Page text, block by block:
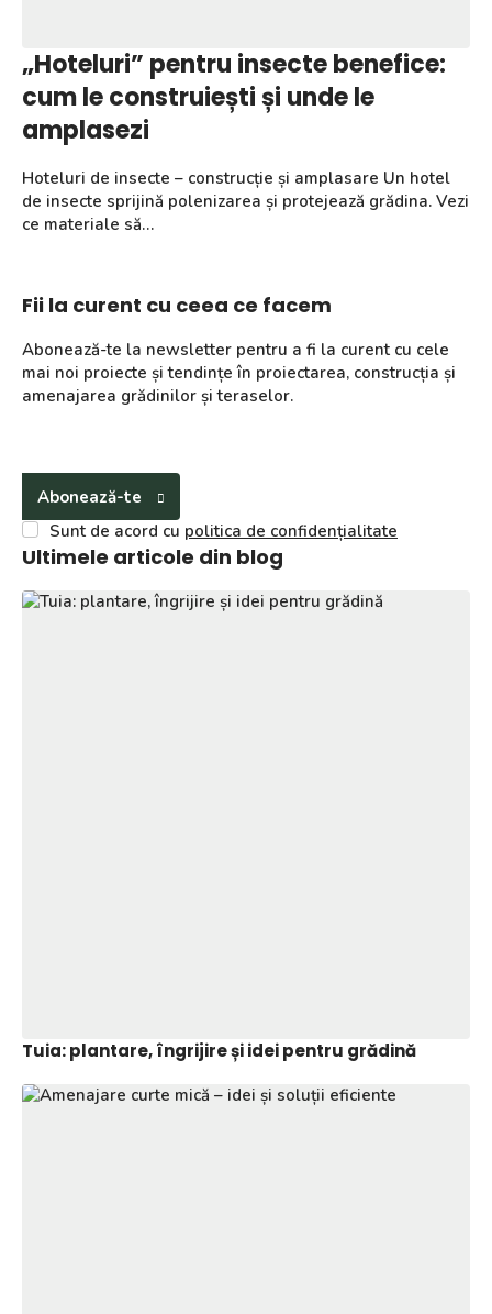
„Hoteluri” pentru insecte benefice:
cum le construiești și unde le
amplasezi
Hoteluri de insecte – construcție și amplasare Un hotel
de insecte sprijină polenizarea și protejează grădina. Vezi
ce materiale să…
Fii la curent cu ceea ce facem
Abonează-te la newsletter pentru a fi la curent cu cele
mai noi proiecte și tendințe în proiectarea, construcția și
amenajarea grădinilor și teraselor.
Abonează-te
Sunt de acord cu politica de confidențialitate
Ultimele articole din blog
Tuia: plantare, îngrijire și idei pentru grădină